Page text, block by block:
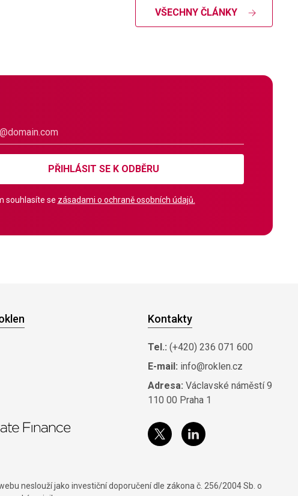
VŠECHNY ČLÁNKY
PŘIHLÁSIT SE K ODBĚRU
souhlasíte se zásadami o ochraně osobních údajů.
Kontakty
Tel.: (+420) 236 071 600
E-mail: info@roklen.cz
Adresa: Václavské náměstí 9
110 00 Praha 1
neslouží jako investiční doporučení dle zákona č. 256/2004 Sb. o